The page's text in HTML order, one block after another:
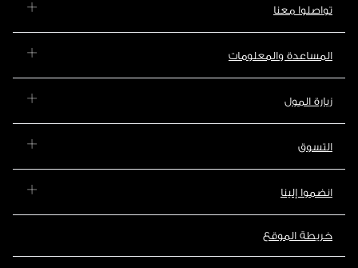
تواصلوا معنا
المساعدة والمعلومات
زيارة المول
التسوق
انضموا إلينا
خريطة الموقع